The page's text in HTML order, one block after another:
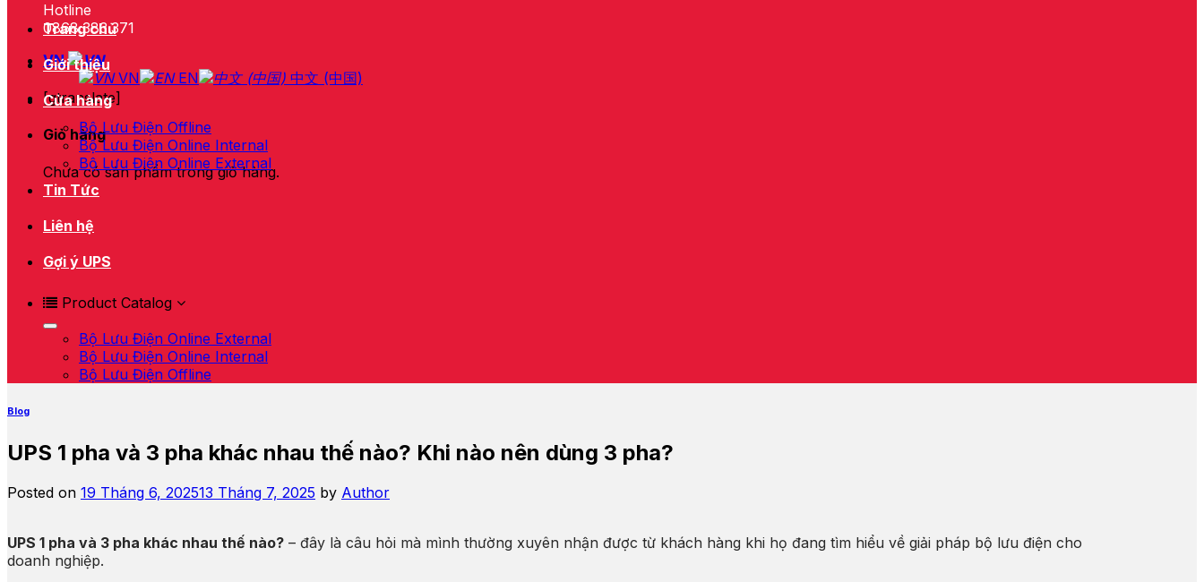
Hotline
0868.383.371
VN
VN
EN
中文 (中国)
[gtranslate]
Giỏ hàng
Chưa có sản phẩm trong giỏ hàng.
Trang chủ
Giới thiệu
Cửa hàng
Bộ Lưu Điện Offline
Bộ Lưu Điện Online Internal
Bộ Lưu Điện Online External
Tin Tức
Liên hệ
Gợi ý UPS
Product Catalog
Bộ Lưu Điện Online External
Bộ Lưu Điện Online Internal
Bộ Lưu Điện Offline
Blog
UPS 1 pha và 3 pha khác nhau thế nào? Khi nào nên dùng 3 pha?
Posted on 19 Tháng 6, 202513 Tháng 7, 2025 by Author
UPS 1 pha và 3 pha khác nhau thế nào? – đây là câu hỏi mà mình thường xuyên nhận được từ khách hàng khi họ đang tìm hiểu về giải pháp bộ lưu điện cho
doanh nghiệp.